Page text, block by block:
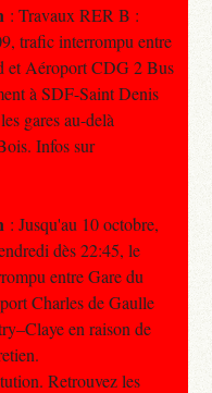
: Travaux RER B :
trafic interrompu entre
et Aéroport CDG 2 Bus
à SDF-Saint Denis
gares au-delà
Infos sur
: Jusqu'au 10 octobre,
dès 22:45, le
entre Gare du
Charles de Gaulle
en raison de
Retrouvez les